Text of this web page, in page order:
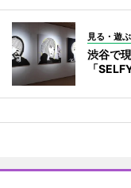
見る・遊ぶ
渋谷で
「